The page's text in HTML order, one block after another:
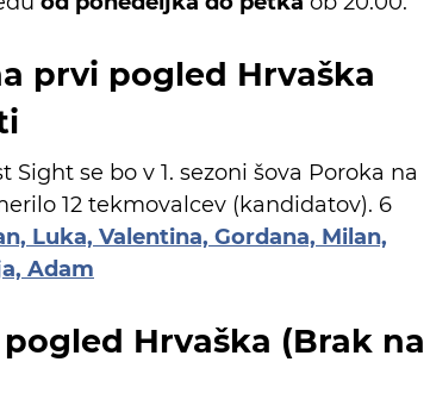
prvi pogled Hrvaška
se bo v 1. sezoni šova Poroka na
12 tekmovalcev (kandidatov). 6
Luka, Valentina, Gordana, Milan,
Adam
Hrvaška (Brak na